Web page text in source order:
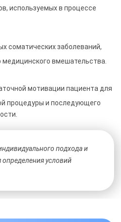
используемых в процессе
соматических заболеваний,
вмешательства.
мотивации пациента для
процедуры и последующего
подхода и
определения условий